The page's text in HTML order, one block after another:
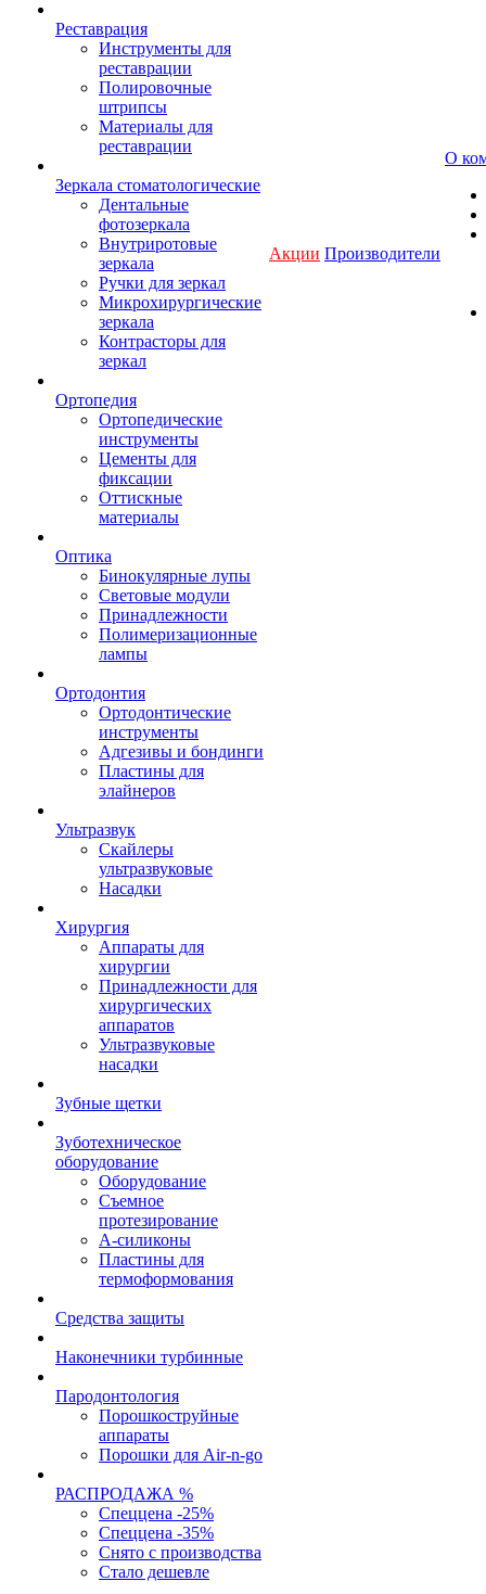
Реставрация
Инструменты для
реставрации
Полировочные
штрипсы
Материалы для
реставрации
Зеркала стоматологические
Дентальные
фотозеркала
Внутриротовые
зеркала
Ручки для зеркал
Микрохирургические
зеркала
Контрасторы для
зеркал
Ортопедия
Ортопедические
инструменты
Цементы для
фиксации
Оттискные
материалы
Оптика
Бинокулярные лупы
Световые модули
Принадлежности
Полимеризационные
лампы
Ортодонтия
Ортодонтические
инструменты
Адгезивы и бондинги
Пластины для
элайнеров
Ультразвук
Скайлеры
ультразвуковые
Насадки
Хирургия
Аппараты для
хирургии
Принадлежности для
хирургических
аппаратов
Ультразвуковые
насадки
Зубные щетки
Зуботехническое
оборудование
Оборудование
Съемное
протезирование
А-силиконы
Пластины для
термоформования
Средства защиты
Наконечники турбинные
Пародонтология
Порошкоструйные
аппараты
Порошки для Air-n-go
РАСПРОДАЖА %
Спеццена -25%
Спеццена -35%
Снято с производства
Стало дешевле
Акции Производители
О